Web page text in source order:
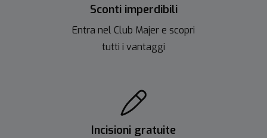
Sconti imperdibili
Entra nel Club Majer e scopri
tutti i vantaggi
Incisioni gratuite